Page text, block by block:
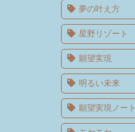
夢の叶え方
星野リゾート
願望実現
明るい未来
願望実現ノート